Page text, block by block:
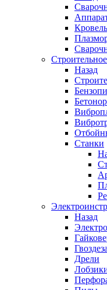
Назад
Станки
Назад
Дрели